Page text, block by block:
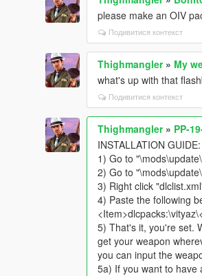
please make an OIV
Подивитися контекст
Thighmangler» My
what's up with that
Подивитися контекст
Thighmangler» PP-
INSTALLATION GUIDE:
1) Go to
2) Go to
3) Right click
4) Paste the following
5) That's it, you're set.
get your weapon
you can input the
5a) If you want to have